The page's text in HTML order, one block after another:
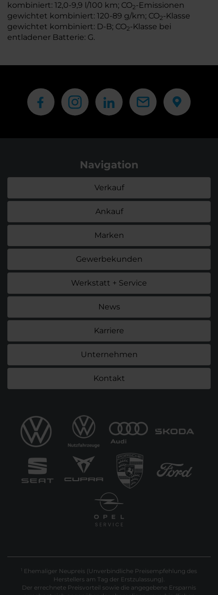
kombiniert: 12,0-9,9 l/100 km; CO2-Emissionen
gewichtet kombiniert: 120-89 g/km; CO2-Klasse
gewichtet kombiniert: D-B; CO2-Klasse bei
entladener Batterie: G.
Navigation
Verkauf
Ankauf
Marken
Gewerbekunden
Werkstatt + Service
News
Karriere
Unternehmen
Kontakt
1 Ehemaliger Neupreis (Unverbindliche Preisempfehlung des
Herstellers am Tag der Erstzulassung).
Der errechnete Preisvorteil sowie die angegebene Ersparnis